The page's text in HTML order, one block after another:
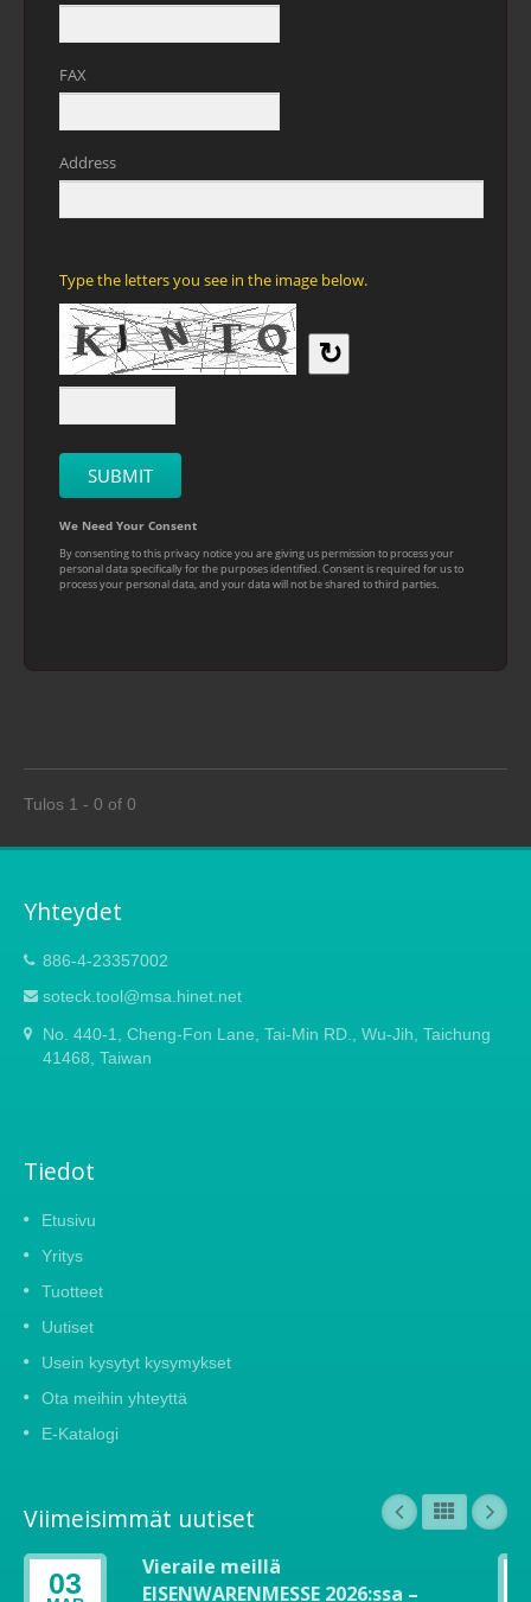
Tulos 1 - 0 of 0
Yhteydet
886-4-23357002
soteck.tool@msa.hinet.net
No. 440-1, Cheng-Fon Lane, Tai-Min RD., Wu-Jih, Taichung
41468, Taiwan
Tiedot
Etusivu
Yritys
Tuotteet
Uutiset
Usein kysytyt kysymykset
Ota meihin yhteyttä
E-Katalogi
Viimeisimmät uutiset
03
Vieraile meillä
EISENWARENMESSE 2026:ssa –